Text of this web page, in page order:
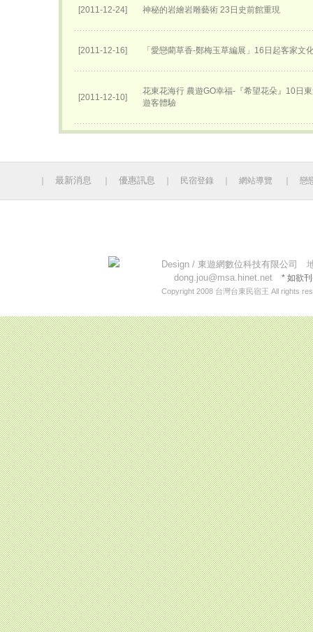
[2011-12-24] 神秘的岩繪岩雕藝術 23日史前館重現
[2011-12-16] 「愛戀藺草香-鄭梅玉草編展」16日起客家文
[2011-12-10]
花東花海行 農遊GO幸福-『希望花朵』10日
遊客體驗
最新消息 優惠訊息 民宿登錄 網站導覽 戀
Design / 東遊網數位科技有限公司
dong.jou@msa.hinet.net
* 如欲
Copyright 2008 台灣台東民宿王 All rights